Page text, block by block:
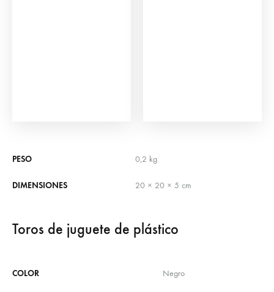
PESO 0,2 kg
DIMENSIONES 20 × 20 × 5 cm
Toros de juguete de plástico
COLOR Negro